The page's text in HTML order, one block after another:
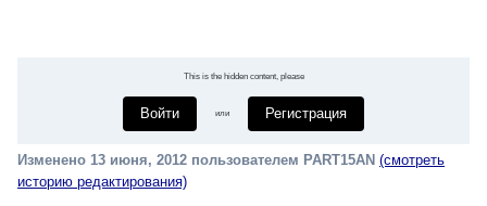
This is the hidden content, please
Войти или Регистрация
Изменено 13 июня, 2012 пользователем PART15AN (смотреть
историю редактирования)